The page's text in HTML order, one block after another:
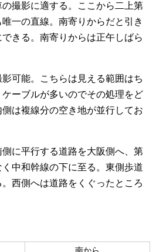
撮影に適する。ここから二上第
一の直線。南寄りからだと引き
きる。南寄りからは正午しばら
可能。こちらは見える範囲はち
ーブルが多いのでその処理をど
は複線分の空き地が並行してお
側に平行する道路を大阪側へ、第
中和幹線の下に至る。東側歩道
西側へは道路をくぐったところ